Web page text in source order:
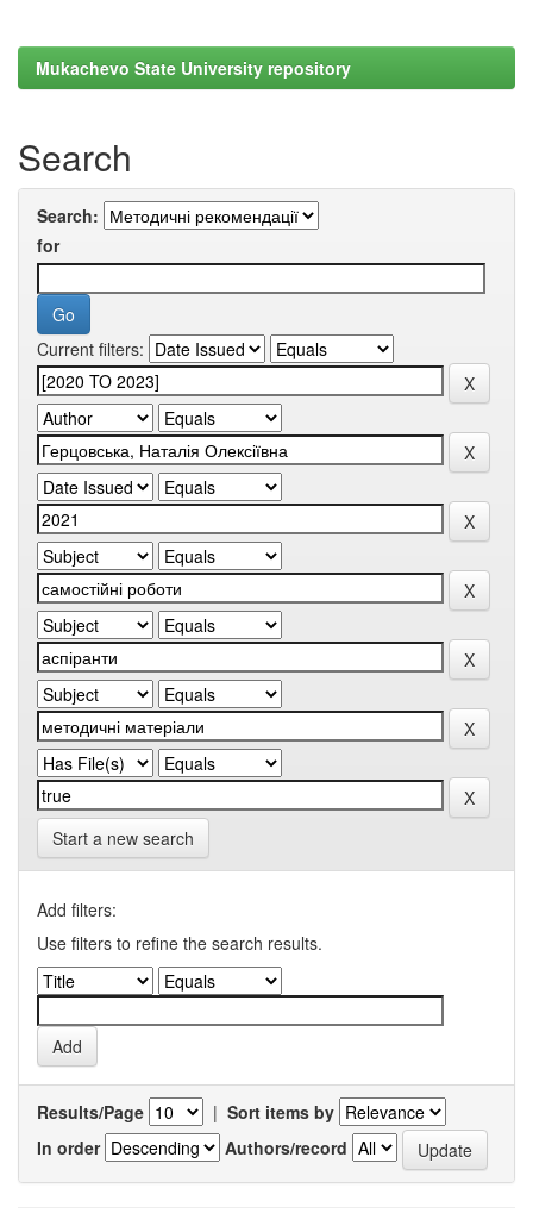
Mukachevo State University repository
Search
Search:
for
Current filters:
Start a new search
Add filters:
Use filters to refine the search results.
Results/Page | Sort items by
In order
Authors/record